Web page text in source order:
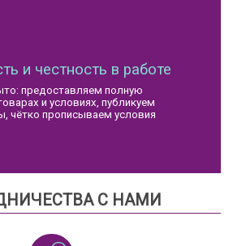
и честность в работе
предоставляем полную
и условиях, публикуем
чётко прописываем условия
С НАМИ